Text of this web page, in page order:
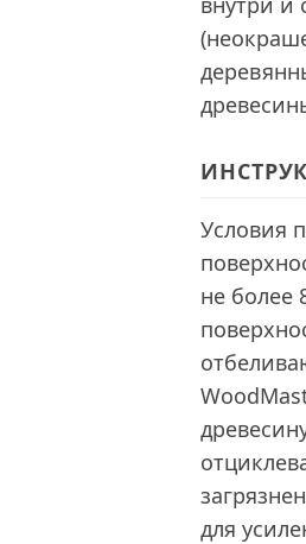
Условия
не более
для